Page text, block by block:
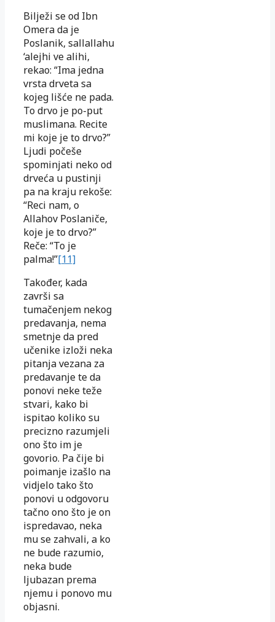
Bilježi se od Ibn
Omera da je
Poslanik, sallallahu
‘alejhi ve alihi,
rekao: “Ima jedna
vrsta drveta sa
kojeg lišće ne pada.
To drvo je po-put
muslimana. Recite
mi koje je to drvo?”
Ljudi počeše
spominjati neko od
drveća u pustinji
pa na kraju rekoše:
“Reci nam, o
Allahov Poslaniče,
koje je to drvo?”
Reče: “To je
palma!”[11]
Također, kada
završi sa
tumačenjem nekog
predavanja, nema
smetnje da pred
učenike izloži neka
pitanja vezana za
predavanje te da
ponovi neke teže
stvari, kako bi
ispitao koliko su
precizno razumjeli
ono što im je
govorio. Pa čije bi
poimanje izašlo na
vidjelo tako što
ponovi u odgovoru
tačno ono što je on
ispredavao, neka
mu se zahvali, a ko
ne bude razumio,
neka bude
ljubazan prema
njemu i ponovo mu
objasni.